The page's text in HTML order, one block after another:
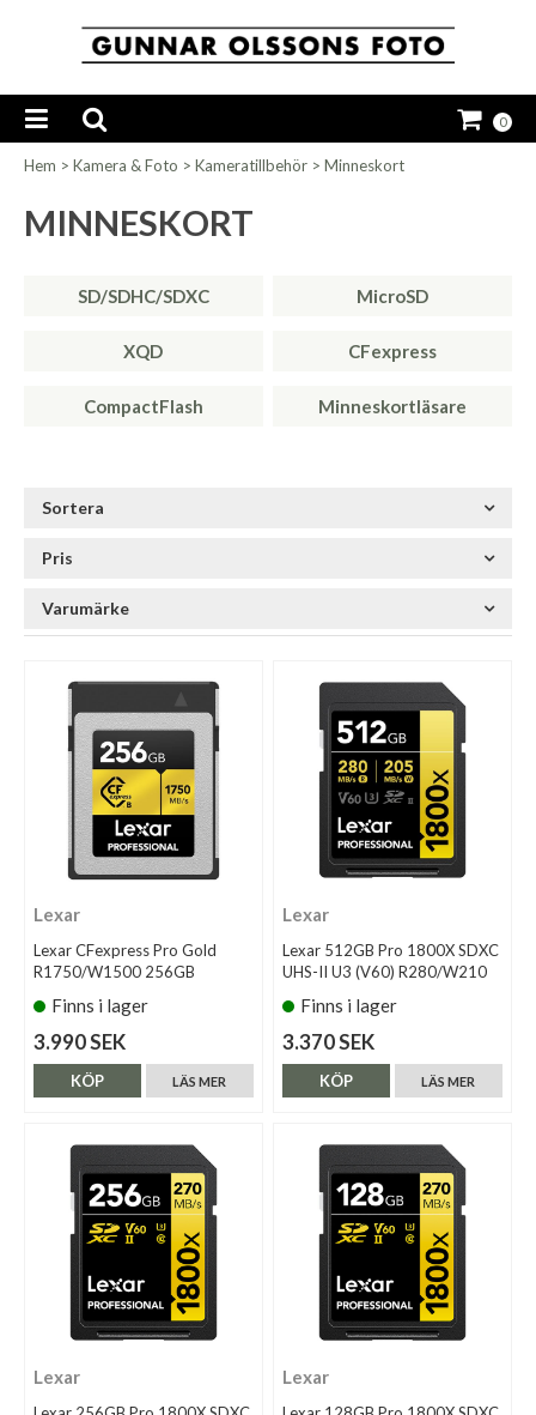
0
Hem > Kamera & Foto > Kameratillbehör > Minneskort
MINNESKORT
SD/SDHC/SDXC MicroSD
XQD CFexpress
CompactFlash Minneskortläsare
Sortera
Pris
Varumärke
Lexar
Lexar CFexpress Pro Gold
R1750/W1500 256GB
Finns i lager
3.990 SEK
LÄS MER
KÖP
Lexar
Lexar 512GB Pro 1800X SDXC
UHS-II U3 (V60) R280/W210
Finns i lager
3.370 SEK
LÄS MER
KÖP
Lexar Lexar